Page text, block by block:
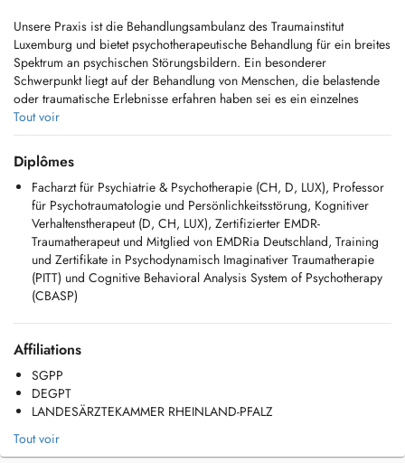
Unsere Praxis ist die Behandlungsambulanz des Traumainstitut
Luxemburg und bietet psychotherapeutische Behandlung für ein breites
Spektrum an psychischen Störungsbildern. Ein besonderer
Schwerpunkt liegt auf der Behandlung von Menschen, die belastende
oder traumatische Erlebnisse erfahren haben sei es ein einzelnes
einschneidendes Ereignis oder Erfahrungen, die sich über einen
längeren Zeitraum erstreckt und tiefe Spuren hinterlassen haben.
Tout voir
Diplômes
Facharzt für Psychiatrie & Psychotherapie (CH, D, LUX), Professor
für Psychotraumatologie und Persönlichkeitsstörung, Kognitiver
Verhaltenstherapeut (D, CH, LUX), Zertifizierter EMDR-
Traumatherapeut und Mitglied von EMDRia Deutschland, Training
und Zertifikate in Psychodynamisch Imaginativer Traumatherapie
(PITT) und Cognitive Behavioral Analysis System of Psychotherapy
(CBASP)
Affiliations
SGPP
DEGPT
LANDESÄRZTEKAMMER RHEINLAND-PFALZ
Tout voir